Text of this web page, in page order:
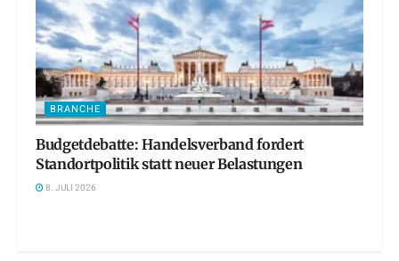
BRANCHE
Budgetdebatte: Handelsverband fordert
Standortpolitik statt neuer Belastungen
8. JULI 2026